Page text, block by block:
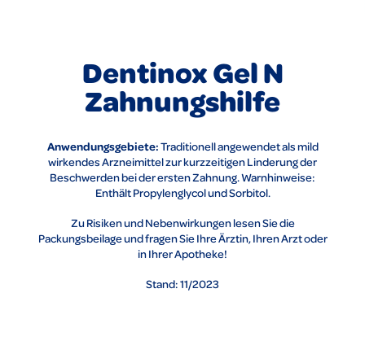
Dentinox Gel N
Zahnungshilfe
Anwendungsgebiete:Traditionell angewendet als mild
wirkendes Arzneimittel zur kurzzeitigen Linderung der
Beschwerden bei der ersten Zahnung. Warnhinweise:
Enthält Propylenglycol und Sorbitol.
Zu Risiken und Nebenwirkungen lesen Sie die
Packungsbeilage und fragen Sie Ihre Ärztin, Ihren Arzt oder
in Ihrer Apotheke!
Stand: 11/2023